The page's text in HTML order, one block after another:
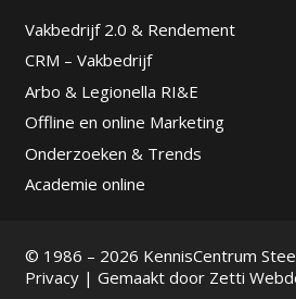
Vakbedrijf 2.0 & Rendement
CRM – Vakbedrijf
Arbo & Legionella RI&E
Offline en online Marketing
Onderzoeken & Trends
Academie online
© 1986 – 2026 KennisCentrum
Privacy| Gemaakt door Zetti